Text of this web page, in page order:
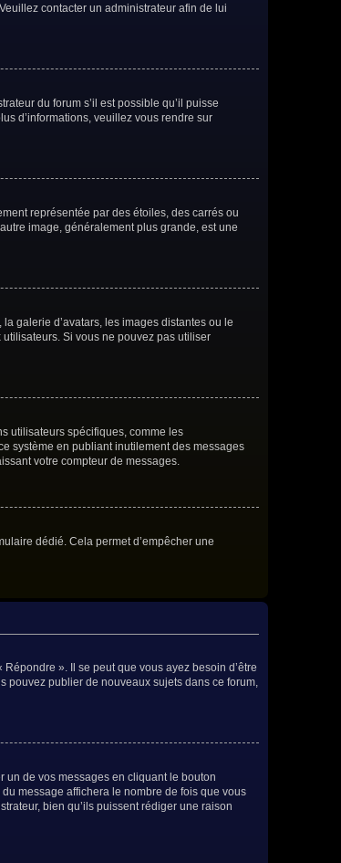
contacter un administrateur afin de lui
du forum s’il est possible qu’il puisse
d’informations, veuillez vous rendre sur
représentée par des étoiles, des carrés ou
image, généralement plus grande, est une
galerie d’avatars, les images distantes ou le
Si vous ne pouvez pas utiliser
utilisateurs spécifiques, comme les
système en publiant inutilement des messages
votre compteur de messages.
dédié. Cela permet d’empêcher une
». Il se peut que vous ayez besoin d’être
pouvez publier de nouveaux sujets dans ce forum,
un de vos messages en cliquant le bouton
message affichera le nombre de fois que vous
bien qu’ils puissent rédiger une raison